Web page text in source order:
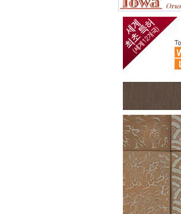
팀에 의뢰하
적도 가능합니
☆포인트 벽
고객님 댁, 벽
로 길이를 대
토와의 포인
선의 디자인+
예산에 따라
아트의 작품
도 가능하오
토와월과 같
인해도 친환
차이는 없습
☆거실아트월
고객님의 벽
로 3m라면 바
3000을'클릭'